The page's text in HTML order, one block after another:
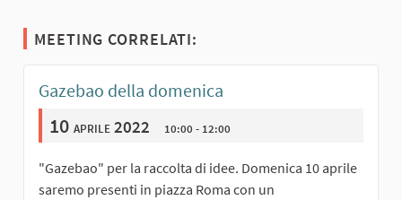
MEETING CORRELATI:
Gazebao della domenica
10 aprile 2022 10:00 - 12:00
"Gazebao" per la raccolta di idee. Domenica 10 aprile
saremo presenti in piazza Roma con un